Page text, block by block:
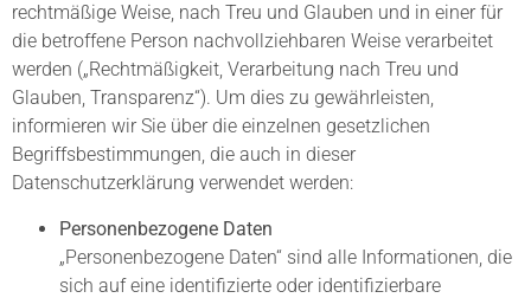
rechtmäßige Weise, nach Treu und Glauben und in einer für
die betroffene Person nachvollziehbaren Weise verarbeitet
werden („Rechtmäßigkeit, Verarbeitung nach Treu und
Glauben, Transparenz“). Um dies zu gewährleisten,
informieren wir Sie über die einzelnen gesetzlichen
Begriffsbestimmungen, die auch in dieser
Datenschutzerklärung verwendet werden:
Personenbezogene Daten
„Personenbezogene Daten“ sind alle Informationen, die
sich auf eine identifizierte oder identifizierbare